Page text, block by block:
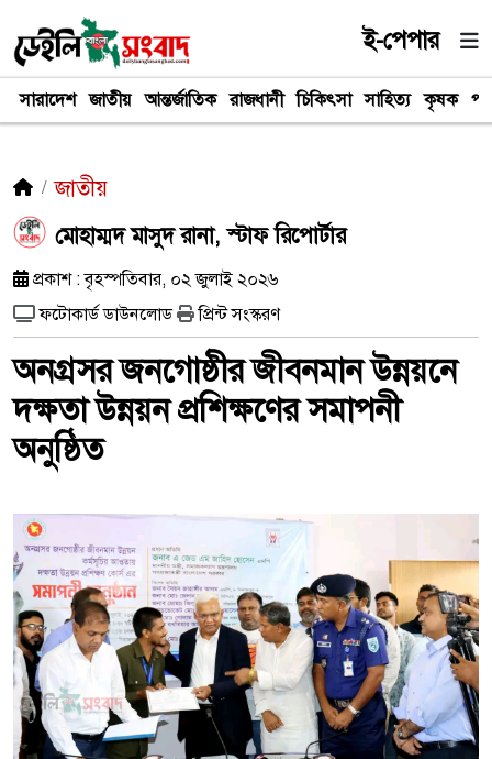
ই-পেপার
সারাদেশ জাতীয় আন্তর্জাতিক রাজধানী চিকিৎসা সাহিত্য কৃষক
জাতীয়
মোহাম্মদ মাসুদ রানা, স্টাফ রিপোর্টার
প্রকাশ : বৃহস্পতিবার, ০২ জুলাই ২০২৬
ফটোকার্ড ডাউনলোড
প্রিন্ট সংস্করণ
অনগ্রসর জনগোষ্ঠীর জীবনমান উন্নয়নে
দক্ষতা উন্নয়ন প্রশিক্ষণের সমাপনী
অনুষ্ঠিত